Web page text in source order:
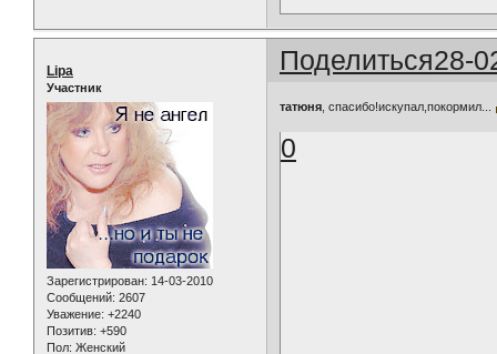
Поделиться28-
Lipa
Участник
Зарегистрирован: 14-03-2010
Сообщений: 2607
Уважение: +2240
Позитив: +590
Пол: Женский
татюня , спасибо!искупал,покормил...
0